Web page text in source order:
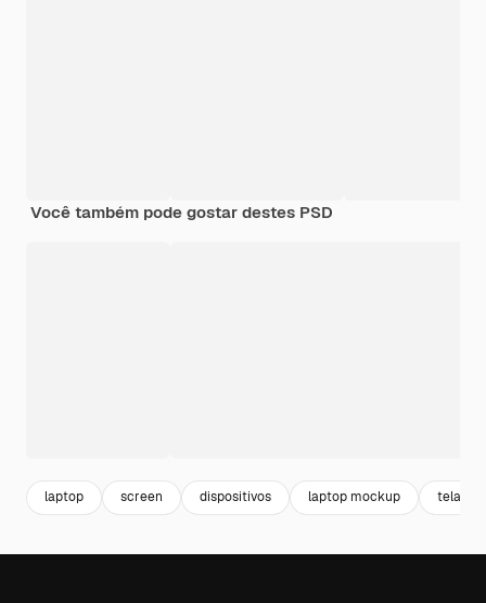
Você também pode gostar destes PSD
laptop screen dispositivos laptop mockup tela